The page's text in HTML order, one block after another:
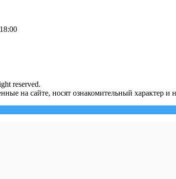
reserved.
на сайте, носят ознакомительный характер и